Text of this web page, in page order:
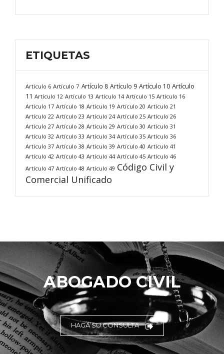
ETIQUETAS
Artículo 6 Artículo 7 Artículo 8 Artículo 9 Artículo 10 Artículo
11 Artículo 12 Artículo 13 Artículo 14 Artículo 15 Artículo 16
Artículo 17 Artículo 18 Artículo 19 Artículo 20 Artículo 21
Artículo 22 Artículo 23 Artículo 24 Artículo 25 Artículo 26
Artículo 27 Artículo 28 Artículo 29 Artículo 30 Artículo 31
Artículo 32 Artículo 33 Artículo 34 Artículo 35 Artículo 36
Artículo 37 Artículo 38 Artículo 39 Artículo 40 Artículo 41
Artículo 42 Artículo 43 Artículo 44 Artículo 45 Artículo 46
Artículo 47 Artículo 48 Artículo 49 Código Civil y
Comercial Unificado
ABOGADO CIVIL
HAGA SU CONSULTA